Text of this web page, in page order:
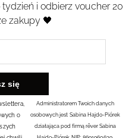
i odbierz voucher 20
zakupy 🖤
o
Administratorem Twoich danych
osobowych jest Sabina Hajdo-Piórek
działająca pod firmą rêver Sabina